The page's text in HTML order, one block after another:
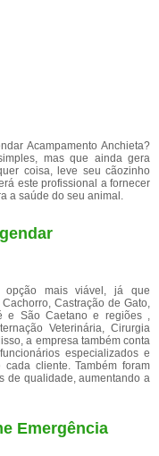
Acampamento Anchieta?
mas que ainda gera
coisa, leve seu cãozinho
este profissional a fornecer
a saúde do seu animal.
opção mais viável, já que
Castração de Gato,
e São Caetano e regiões ,
Veterinária, Cirurgia
a empresa também conta
especializados e
cliente. Também foram
de qualidade, aumentando a
Emergência